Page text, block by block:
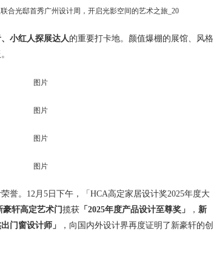
小红人探展达人的重要打卡地。颜值爆棚的展馆、风格
誉。12月5日下午，「HCA高定家居设计奖2025年度大
豪轩高定艺术门揽获 「2025年度产品设计至尊奖」 ， 新
出门窗设计师」
，向国内外设计界再度证明了新豪轩的创